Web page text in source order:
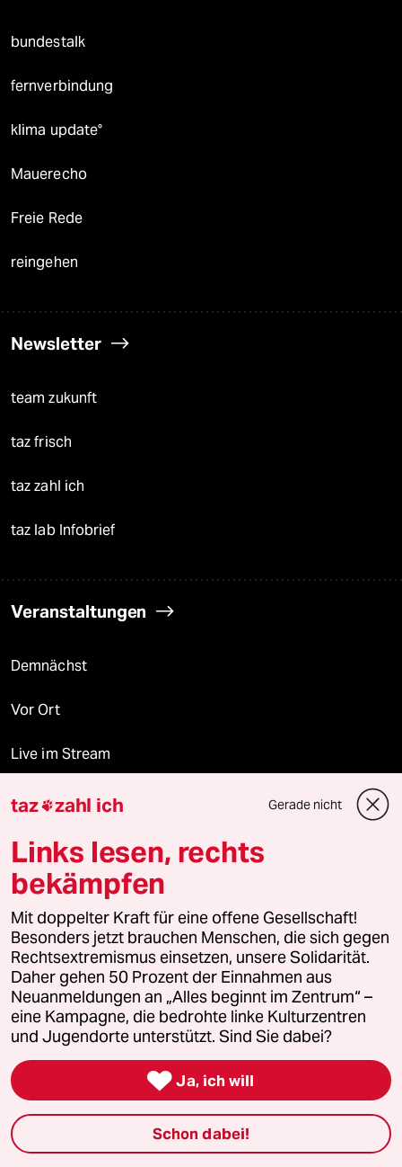
bundestalk
fernverbindung
klima update°
Mauerecho
Freie Rede
reingehen
Newsletter
team zukunft
taz frisch
taz zahl ich
taz lab Infobrief
Veranstaltungen
Demnächst
Vor Ort
Live im Stream
Vergangene
taz lab 2027
Mehr taz Lesestoff
taz Blogs
taz FUTURZWEI
Le Monde diplomatique
taz Archiv
taz zahl ich Gerade nicht
Links lesen, rechts
bekämpfen
Mit doppelter Kraft für eine offene Gesellschaft!
Besonders jetzt brauchen Menschen, die sich gegen
Rechtsextremismus einsetzen, unsere Solidarität.
Daher gehen 50 Prozent der Einnahmen aus
Neuanmeldungen an „Alles beginnt im Zentrum“ –
eine Kampagne, die bedrohte linke Kulturzentren
und Jugendorte unterstützt. Sind Sie dabei?
 Ja, ich will
Schon dabei!